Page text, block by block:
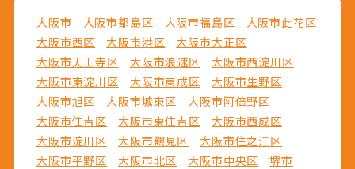
大阪市 大阪市都島区 大阪市福島区
大阪市此花区
大阪市西区
大阪市港区
大阪市大正区
大阪市天王寺区
大阪市浪速区
大阪市西淀川区
大阪市東淀川区
大阪市東成区
大阪市生野区
大阪市旭区
大阪市城東区
大阪市阿倍野区
大阪市住吉区
大阪市東住吉区
大阪市西成区
大阪市淀川区
大阪市鶴見区
大阪市住之江区
大阪市平野区
大阪市北区 大阪市中央区
堺市